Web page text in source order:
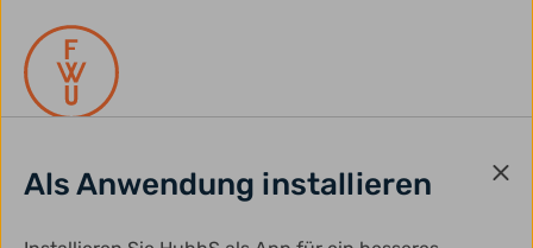
Als Anwendung installieren
gefördert durch: